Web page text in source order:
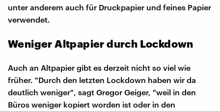
unter anderem auch für Druckpapier und feines Papier
verwendet.
Weniger Altpapier durch Lockdown
Auch an Altpapier gibt es derzeit nicht so viel wie
früher. "Durch den letzten Lockdown haben wir da
deutlich weniger", sagt Gregor Geiger, "weil in den
Büros weniger kopiert worden ist oder in den